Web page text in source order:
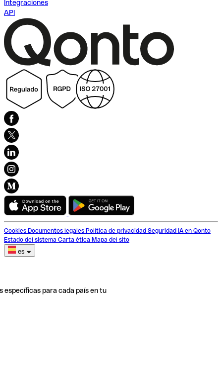
Integraciones
API
Cookies Documentos legales Política de privacidad Seguridad IA en Qonto
Estado del sistema Carta ética Mapa del sito
es
específicas para cada país en tu